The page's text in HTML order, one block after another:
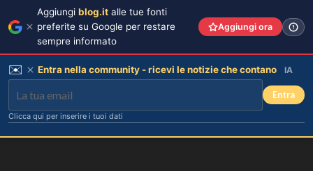
Aggiungi blog.it alle tue fonti
preferite su Google per restare
sempre informato
Aggiungi ora
✉️ Entra nella community - ricevi le notizie che contano IA
Entra
Clicca qui per inserire i tuoi dati